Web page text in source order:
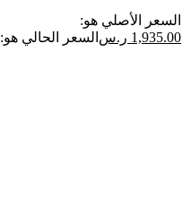
السعر الأصلي هو:
1,935.00 ر.س السعر الحالي هو: 1,935.00 ر.س.